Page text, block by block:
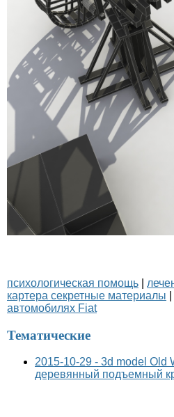
психологическая помощь
картера секретные материалы
автомобилях Fiat
Тематические
2015-10-29 - 3d model Old
деревянный подъемный